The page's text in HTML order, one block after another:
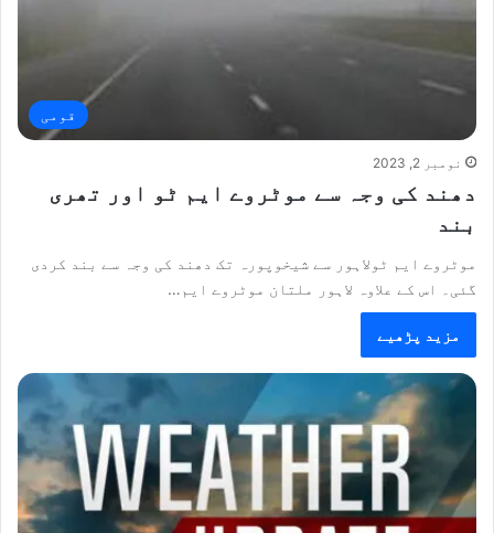
قومی
نومبر 2, 2023
دھند کی وجہ سے موٹروے ایم ٹو اور تھری
بند
موٹروے ایم ٹولاہور سے شیخوپورہ تک دھند کی وجہ سے بند کردی
گئی۔ اس کے علاوہ لاہور ملتان موٹروے ایم…
مزید پڑھیے